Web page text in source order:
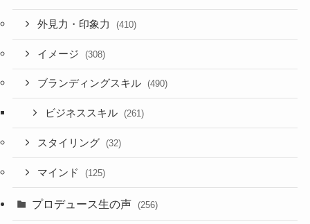
外見力・印象力 (410)
イメージ (308)
ブランディングスキル (490)
ビジネススキル (261)
スタイリング (32)
マインド (125)
プロデュース生の声 (256)